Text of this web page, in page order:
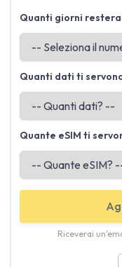
Quanti giorni
Quanti dati ti
Quante eSIM ti
Riceverai